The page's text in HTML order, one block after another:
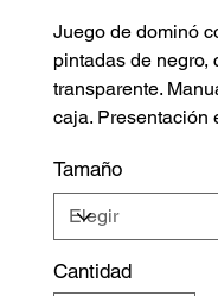
Juego de dominó
pintadas de negro,
transparente.
caja. Presentación
Tamaño
Cantidad